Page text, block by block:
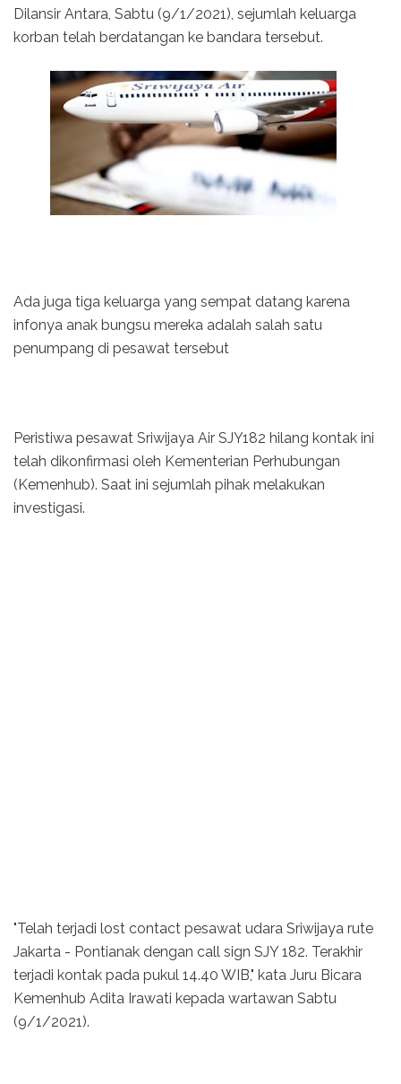
Dilansir Antara, Sabtu (9/1/2021), sejumlah keluarga
korban telah berdatangan ke bandara tersebut.
Ada juga tiga keluarga yang sempat datang karena
infonya anak bungsu mereka adalah salah satu
penumpang di pesawat tersebut
Peristiwa pesawat Sriwijaya Air SJY182 hilang kontak ini
telah dikonfirmasi oleh Kementerian Perhubungan
(Kemenhub). Saat ini sejumlah pihak melakukan
investigasi.
"Telah terjadi lost contact pesawat udara Sriwijaya rute
Jakarta - Pontianak dengan call sign SJY 182. Terakhir
terjadi kontak pada pukul 14.40 WIB," kata Juru Bicara
Kemenhub Adita Irawati kepada wartawan Sabtu
(9/1/2021).